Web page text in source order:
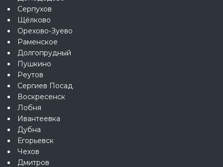
Серпухов
Щёлково
Орехово-Зуево
Раменское
Долгопрудный
Пушкино
Реутов
Сергиев Посад
Воскресенск
Лобня
Ивантеевка
Дубна
Егорьевск
Чехов
Дмитров